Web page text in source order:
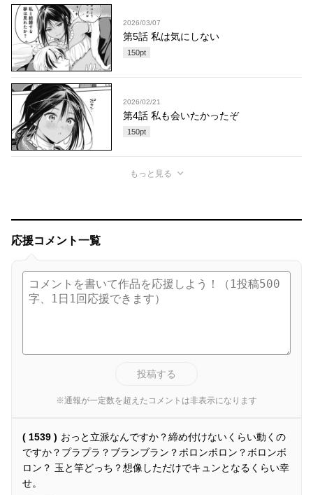
2026/03/07
第5話 私は気にしない
150pt
2026/02/21
第4話 私も会いたかったぞ
150pt
もっと見る
応援コメント一覧
投稿する
※通報が一定数を超えたコメントは非表示になります
( 1539 ) おっと立派なんですか？締め付けないくらい動くの
ですか？プラプラ？ブランブラン？ポロンポロン？ボロンボ
ロン？ 玉と竿どっち？想像しただけでキュンとなるくらい幸
せ。